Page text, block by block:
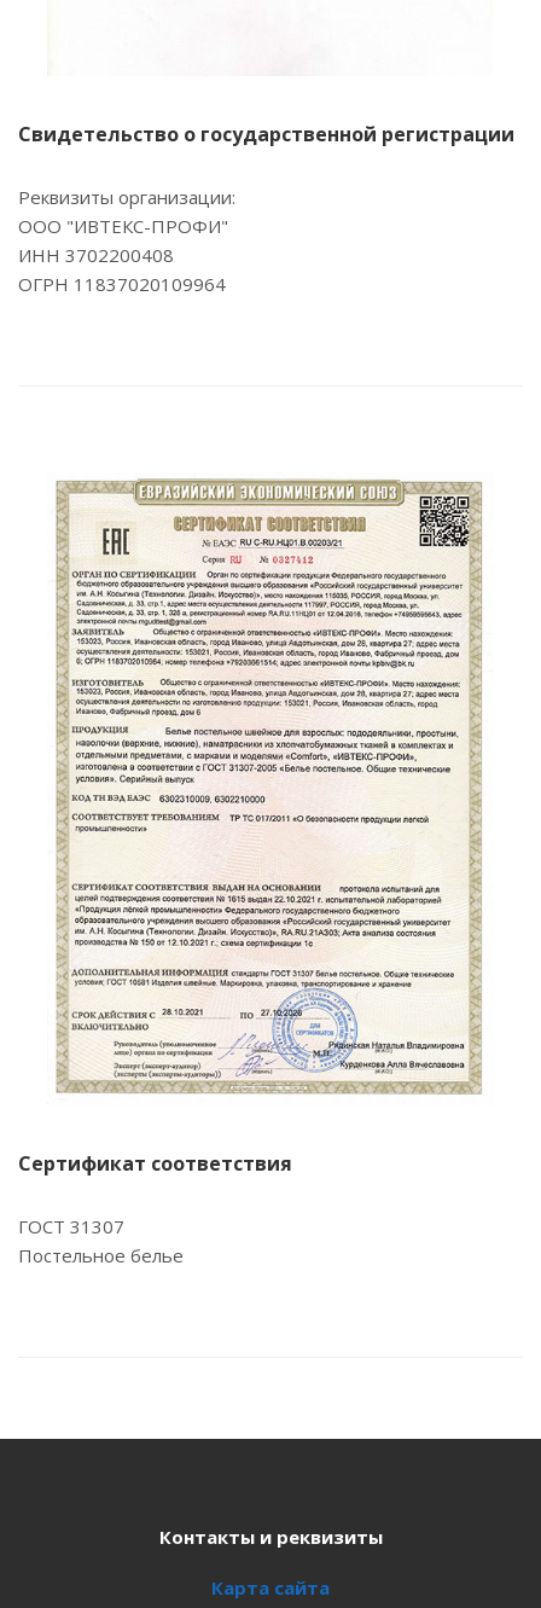
Свидетельство о государственной регистрации
Реквизиты организации:
ООО "ИВТЕКС-ПРОФИ"
ИНН 3702200408
ОГРН 11837020109964
Сертификат соответствия
ГОСТ 31307
Постельное белье
Контакты и реквизиты
Карта сайта